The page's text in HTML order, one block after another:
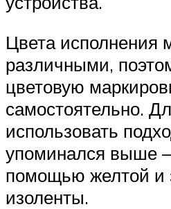
Цвета исполнения
различными,
цветовую
самостоятельно.
использовать
упоминался выше
помощью желтой и
изоленты.